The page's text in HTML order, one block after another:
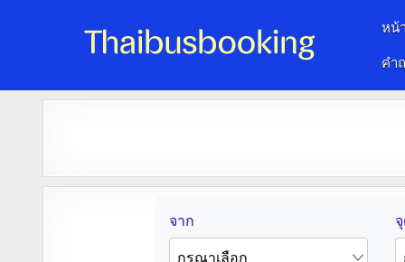
จองตั๋วรถออนไลน์ 24 ชั่วโมง
หน้
คำ